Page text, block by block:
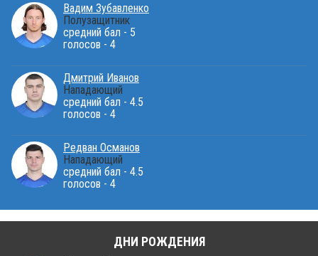
Вадим Зубавленко
Полузащитник
средний бал - 5
голосов - 4
Дмитрий Иванов
Нападающий
средний бал - 4.5
голосов - 4
Редван Османов
Нападающий
средний бал - 4.5
голосов - 4
ДНИ РОЖДЕНИЯ